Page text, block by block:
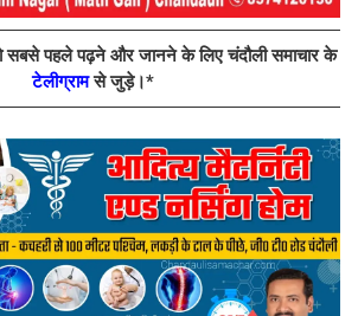
सबसे पहले पढ़ने और जानने के लिए चंदौली समाचार के
टेलीग्रामसे जुड़े।*